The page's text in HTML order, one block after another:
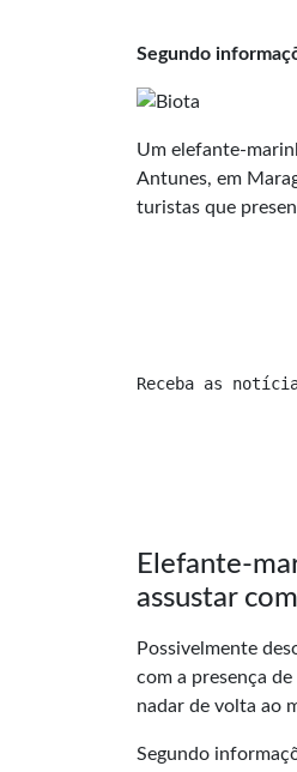
Segundo
Um elefante-
Antunes, em
turistas que
Receba as
Elefante-
assustar
Possivelmente
com a presença
nadar de volta ao
Segundo